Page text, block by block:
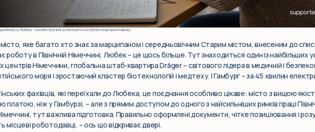
коуч у Любеку – онлайн-коучинг для вашого наступного кар’єрного кроку
яке багато хто знає за марципаном і середньовічним Старим містом, внесеним до
роботу в Північній Німеччині, Любек – це щось більше. Тут знаходиться один із найбільших
центрів Німеччини, глобальна штаб-квартира Dräger – світового лідера в медичній і
моря і зростаючий кластер біотехнологій і медтеху. І Гамбург – за 45 хвилин
фахівців, які переїхали до Любека, це поєднання особливо цікаве: місто з вищою
платою, ніж у Гамбурзі, – але з прямим доступом до одного з найсильніших ринків праці
тут важлива підготовка. Правильно оформлені документи, чітке позиціювання і
місцеві роботодавці, – ось що відкриває двері.